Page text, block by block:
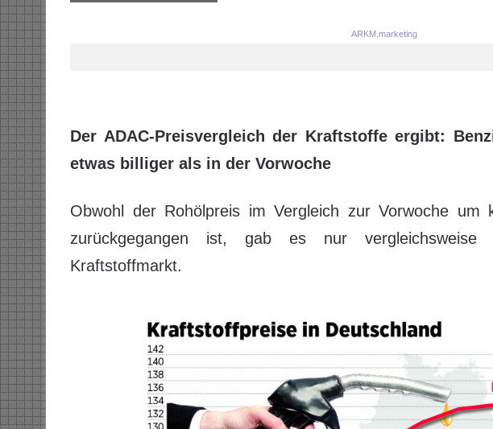
ARKM.marketing
Der ADAC-Preisvergleich der Kraftstoffe ergibt:
etwas billiger als in der Vorwoche
Obwohl der Rohölpreis im Vergleich zur Vorwoche um
zurückgegangen ist, gab es nur vergleichsweise
Kraftstoffmarkt.